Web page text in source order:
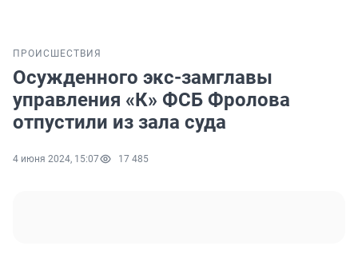
ПРОИСШЕСТВИЯ
Осужденного экс-замглавы
управления «К» ФСБ Фролова
отпустили из зала суда
4 июня 2024, 15:07 17 485